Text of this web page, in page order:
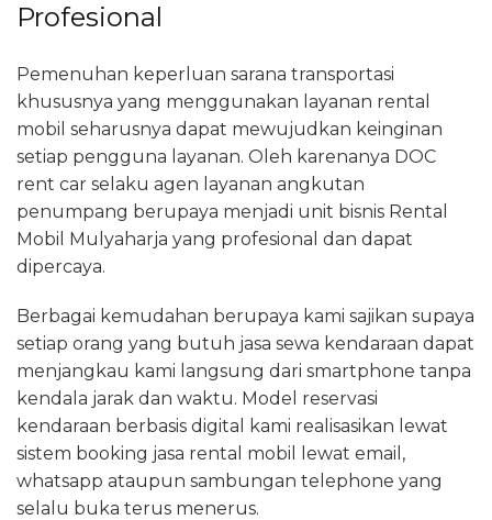
Profesional
Pemenuhan keperluan sarana transportasi
khususnya yang menggunakan layanan rental
mobil seharusnya dapat mewujudkan keinginan
setiap pengguna layanan. Oleh karenanya DOC
rent car selaku agen layanan angkutan
penumpang berupaya menjadi unit bisnis Rental
Mobil Mulyaharja yang profesional dan dapat
dipercaya.
Berbagai kemudahan berupaya kami sajikan supaya
setiap orang yang butuh jasa sewa kendaraan dapat
menjangkau kami langsung dari smartphone tanpa
kendala jarak dan waktu. Model reservasi
kendaraan berbasis digital kami realisasikan lewat
sistem booking jasa rental mobil lewat email,
whatsapp ataupun sambungan telephone yang
selalu buka terus menerus.